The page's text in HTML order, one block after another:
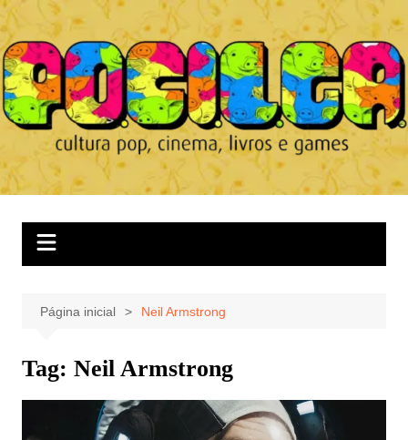
Ir
para
o
conteúdo
Página inicial Neil Armstrong
Tag: Neil Armstrong